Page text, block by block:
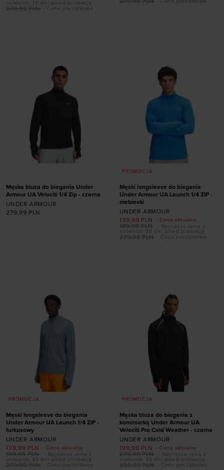
- Cena początkowa
279,99 PLN
ostatnich 30 dni przed promocją
Męska bluza do biegania Under
Armour UA Velociti 1/4 Zip - czarna
UNDER ARMOUR
279,99 PLN
PROMOCJA
Męski longsleeve do biegania
Under Armour UA Launch 1/4 ZIP -
niebieski
UNDER ARMOUR
- Cena aktualna
139,99 PLN
- Cena początkowa
279,99 PLN
189,99 PLN
- Najniższa cena z
ostatnich 30 dni przed promocją
PROMOCJA
Męski longsleeve do biegania
Under Armour UA Launch 1/4 ZIP -
turkusowy
UNDER ARMOUR
- Cena aktualna
139,99 PLN
- Cena początkowa
279,99 PLN
199,99 PLN
- Najniższa cena z
ostatnich 30 dni przed promocją
PROMOCJA
Męska bluza do biegania z
kominiarką Under Armour UA
Velociti Pro Cold Weather - czarna
UNDER ARMOUR
- Cena aktualna
199,99 PLN
- Cena początkowa
399,99 PLN
279,99 PLN
- Najniższa cena z
ostatnich 30 dni przed promocją